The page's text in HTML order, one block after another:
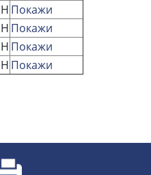
Покажи
Покажи
Покажи
Покажи